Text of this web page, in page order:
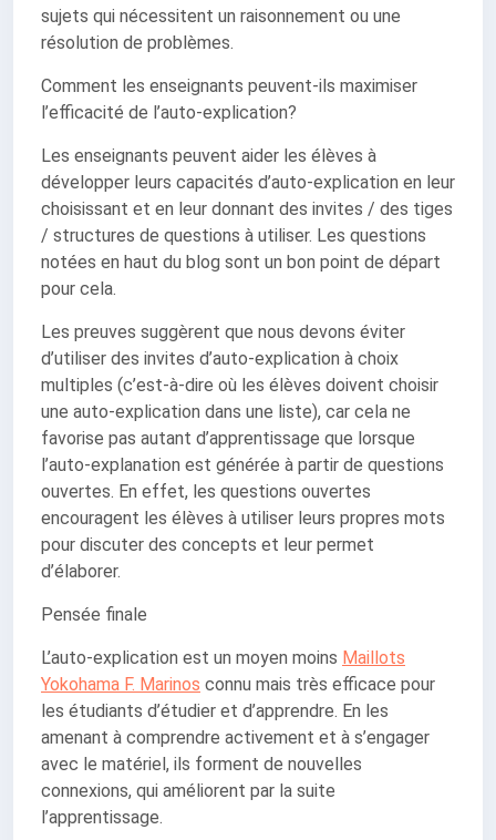
sujets qui nécessitent un raisonnement ou une
résolution de problèmes.
Comment les enseignants peuvent-ils maximiser
l’efficacité de l’auto-explication?
Les enseignants peuvent aider les élèves à
développer leurs capacités d’auto-explication en leur
choisissant et en leur donnant des invites / des tiges
/ structures de questions à utiliser. Les questions
notées en haut du blog sont un bon point de départ
pour cela.
Les preuves suggèrent que nous devons éviter
d’utiliser des invites d’auto-explication à choix
multiples (c’est-à-dire où les élèves doivent choisir
une auto-explication dans une liste), car cela ne
favorise pas autant d’apprentissage que lorsque
l’auto-explanation est générée à partir de questions
ouvertes. En effet, les questions ouvertes
encouragent les élèves à utiliser leurs propres mots
pour discuter des concepts et leur permet
d’élaborer.
Pensée finale
L’auto-explication est un moyen moins Maillots
Yokohama F. Marinos connu mais très efficace pour
les étudiants d’étudier et d’apprendre. En les
amenant à comprendre activement et à s’engager
avec le matériel, ils forment de nouvelles
connexions, qui améliorent par la suite
l’apprentissage.